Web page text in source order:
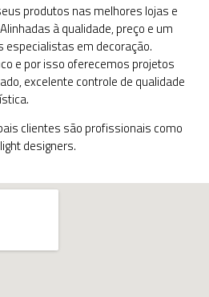
produtos nas melhores lojas e
à qualidade, preço e um
em decoração.
e por isso oferecemos projetos
excelente controle de qualidade
clientes são profissionais como
designers.